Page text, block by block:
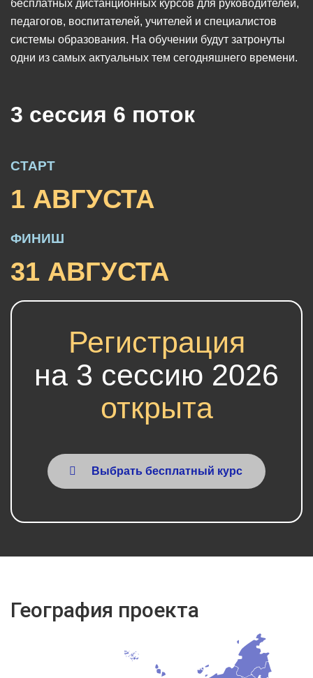
бесплатных дистанционных курсов для руководителей,
педагогов, воспитателей, учителей и специалистов
системы образования. На обучении будут затронуты
одни из самых актуальных тем сегодняшнего времени.
3 сессия 6 поток
СТАРТ
1 АВГУСТА
ФИНИШ
31 АВГУСТА
Регистрация
на 3 сессию 2026
открыта
Выбрать бесплатный курс
География проекта